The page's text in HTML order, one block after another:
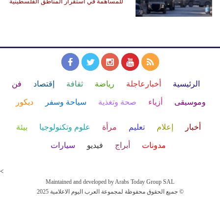
الرئيسية أخبارعاجلة رياضة ثقافة إقتصاد فن
وموسيقى أزياء صحة وتغذية سياحة وسفر ديكور
أخبار إعلام تعليم مرأة علوم وتكنولوجيا بيئة
مدونات أبراج فيديو سيارات
<
Maintained and developed by Arabs Today Group SAL
جميع الحقوق محفوظة لمجموعة العرب اليوم الاعلامية 2025 ©